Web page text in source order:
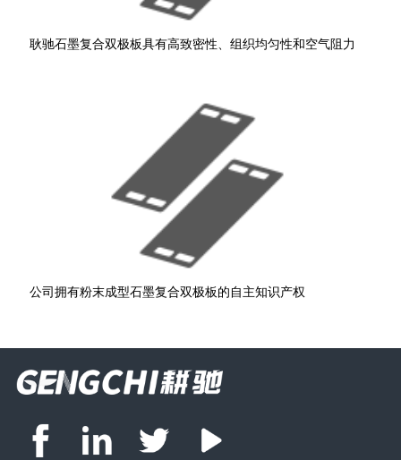
耿驰石墨复合双极板具有高致密性、组织均匀性和空气阻力
公司拥有粉末成型石墨复合双极板的自主知识产权